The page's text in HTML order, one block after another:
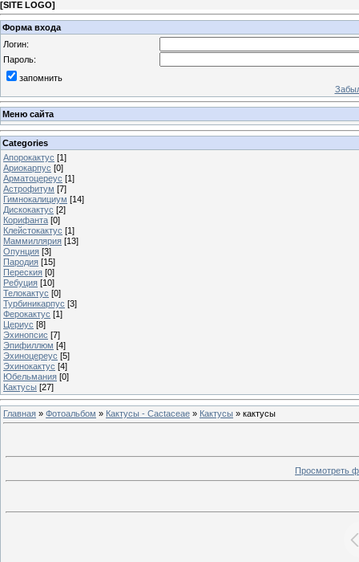
[SITE LOGO]
Форма входа
Логин:
Пароль:
запомнить
Меню сайта
Categories
Апорокактус [1]
Ариокарпус [0]
Арматоцереус [1]
Астрофитум [7]
Гимнокалициум [14]
Дискокактус [2]
Корифанта [0]
Клейстокактус [1]
Маммиллярия [13]
Опунция [3]
Пародия [15]
Переския [0]
Ребуция [10]
Телокактус [0]
Турбиникарпус [3]
Ферокактус [1]
Цериус [8]
Эхинопсис [7]
Эпифиллюм [4]
Эхиноцереус [5]
Эхинокактус [4]
Юбельмания [0]
Кактусы [27]
Главная » Фотоальбом » Кактусы - Cactaceae » Кактусы » кактусы
Просмотреть